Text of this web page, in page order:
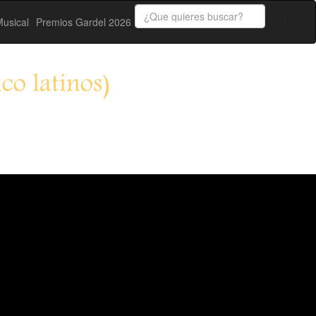
Premios Gardel 2026
latinos)